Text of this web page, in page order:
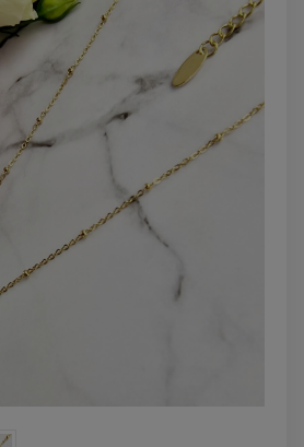
DO KOSZYKA